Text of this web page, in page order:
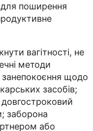
для поширення
вагітності, не
методи
занепокоєння щодо
засобів;
довгостроковий
заборона
або